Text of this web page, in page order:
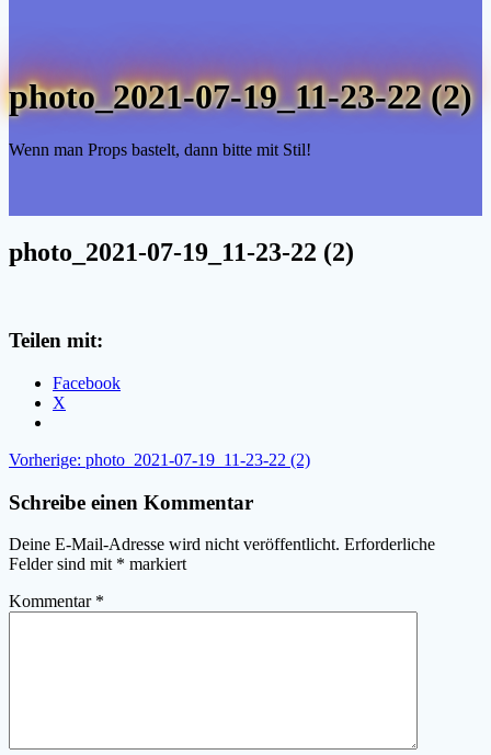
photo_2021-07-19_11-23-22 (2)
Wenn man Props bastelt, dann bitte mit Stil!
photo_2021-07-19_11-23-22 (2)
Teilen mit:
Facebook
X
Beitragsnavigation
Vorherige: Vorheriger
photo_2021-07-19_11-23-22 (2)
Schreibe einen Kommentar
Deine E-Mail-Adresse wird nicht veröffentlicht. Erforderliche
Felder sind mit * markiert
Kommentar *